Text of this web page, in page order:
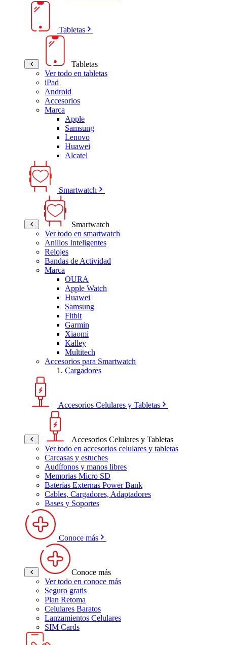
Tabletas
Tabletas
Ver todo en tabletas
iPad
Android
Accesorios
Marca
Apple
Samsung
Lenovo
Huawei
Alcatel
Smartwatch
Smartwatch
Ver todo en smartwatch
Anillos Inteligentes
Relojes
Bandas de Actividad
Marca
OURA
Apple Watch
Huawei
Samsung
Fitbit
Garmin
Xiaomi
Kalley
Multitech
Accesorios para Smartwatch
Cargadores
Accesorios Celulares y Tabletas
Accesorios Celulares y Tabletas
Ver todo en accesorios celulares y tabletas
Carcasas y estuches
Audífonos y manos libres
Memorias Micro SD
Baterías Externas Power Bank
Cables, Cargadores, Adaptadores
Bases y Soportes
Conoce más
Conoce más
Ver todo en conoce más
Seguro gratis
Plan Retoma
Celulares Baratos
Lanzamientos Celulares
SIM Cards